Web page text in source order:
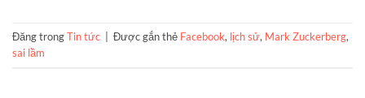
Đăng trongTin tức Được gắn thẻ Facebook, lịch sử, Mark Zuckerberg,
sai lầm